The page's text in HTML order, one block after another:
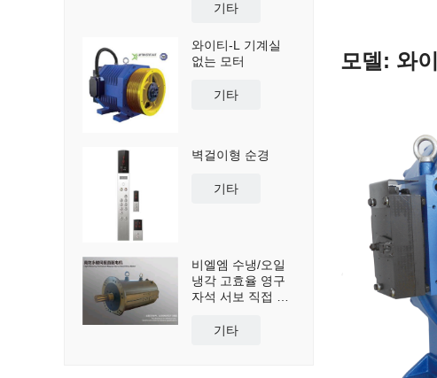
모델: 와
기타
와이티-L 기계실
없는 모터
기타
벽걸이형 순경
기타
비엘엠 수냉/오일
냉각 고효율 영구
자석 서보 직접 구
기타